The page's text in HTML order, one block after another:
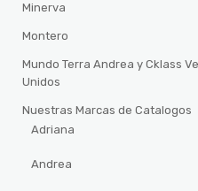
Minerva
Montero
Mundo Terra Andrea y Cklass
Unidos
Nuestras Marcas de Catalogos
Adriana
Andrea